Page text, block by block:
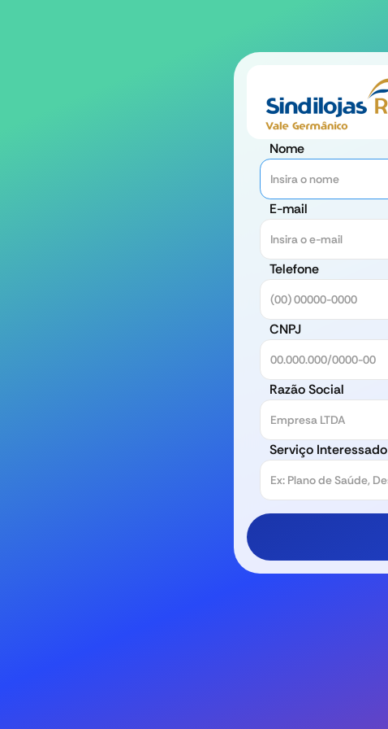
Nome
E-mail
Telefone
CNPJ
Razão Social
Serviço Interessado